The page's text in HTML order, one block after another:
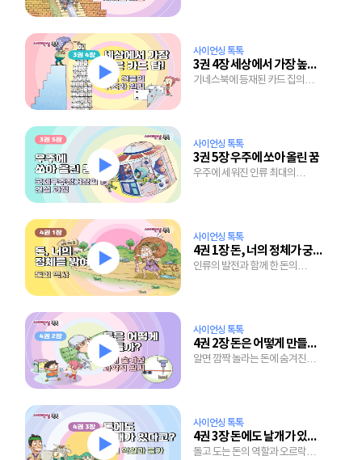
사이언싱 톡톡
3권 4장 세상에서 가장 높은 카드 탑!
기네스북에 등재된 카드 집의
사이언싱 톡톡
3권 5장 우주에 쏘아 올린 꿈
우주에 세워진 인류 최대의
사이언싱 톡톡
4권 1장 돈, 너의 정체가 궁금해!
인류의 발전과 함께 한 돈의
사이언싱 톡톡
4권 2장 돈은 어떻게 만들어질까?
알면 깜짝 놀라는 돈에 숨겨진
사이언싱 톡톡
4권 3장 돈에도 날개가 있다고?
돌고 도는 돈의 역할과 오르락